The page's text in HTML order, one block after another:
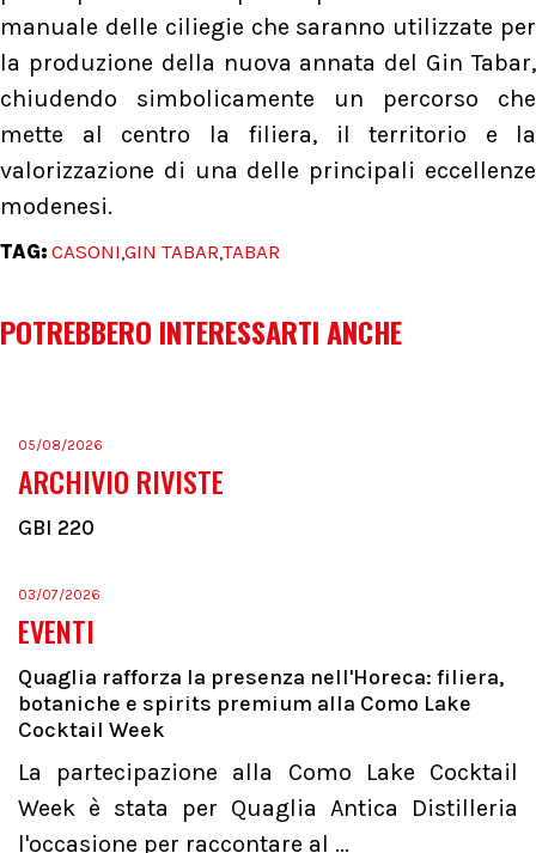
manuale delle ciliegie che saranno utilizzate per
la produzione della nuova annata del Gin Tabar,
chiudendo simbolicamente un percorso che
mette al centro la filiera, il territorio e la
valorizzazione di una delle principali eccellenze
modenesi.
TAG: CASONI,GIN TABAR,TABAR
POTREBBERO INTERESSARTI ANCHE
05/08/2026
ARCHIVIO RIVISTE
GBI 220
03/07/2026
EVENTI
Quaglia rafforza la presenza nell'Horeca: filiera,
botaniche e spirits premium alla Como Lake
Cocktail Week
La partecipazione alla Como Lake Cocktail
Week è stata per Quaglia Antica Distilleria
l'occasione per raccontare al ...